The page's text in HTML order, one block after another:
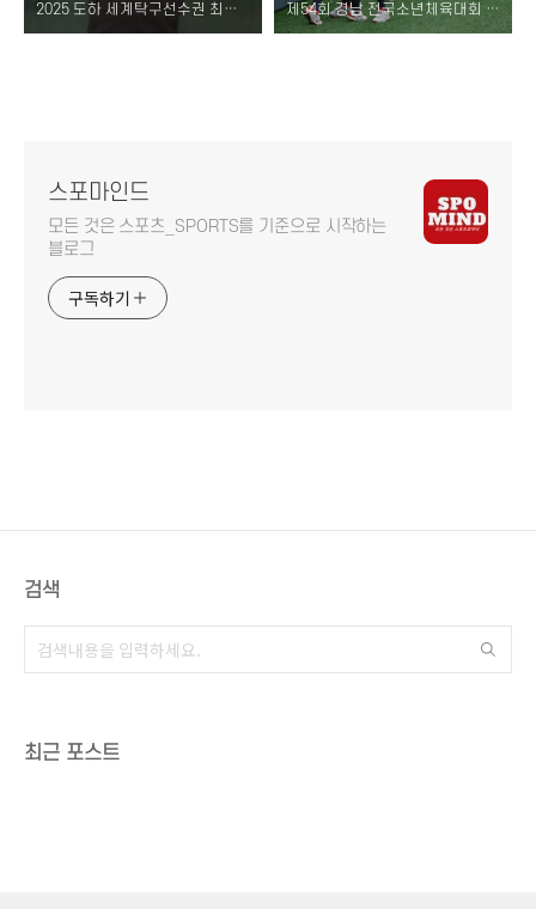
2025 도하 세계탁구선수권 최종 결과 총정리 – 대한민국 대표팀 성적 및 동메달 2개 쾌거! 제54회 경남 전국소년체육대회 성황리 종료 – 경기 결과·다음 대회 일정
스포마인드
모든 것은 스포츠_SPORTS를 기준으로 시작하는
블로그
구독하기
검색
최근 포스트